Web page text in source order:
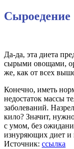
Сыроедение
Да-да, эта диета
сырыми овощами,
же, как от всех
Конечно, иметь
недостаток массы
заболеваний.
кило? Значит,
с умом, без
изнуряющих диет и
Источник: ссылка